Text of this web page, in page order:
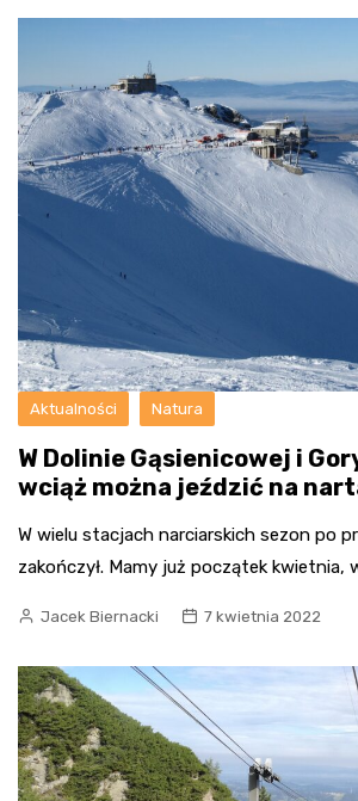
Aktualności Natura
W Dolinie Gąsienicowej i
wciąż można jeździć na
W wielu stacjach narciarskich sezon po
zakończył. Mamy już początek kwietnia,
Jacek Biernacki 7 kwietnia 2022